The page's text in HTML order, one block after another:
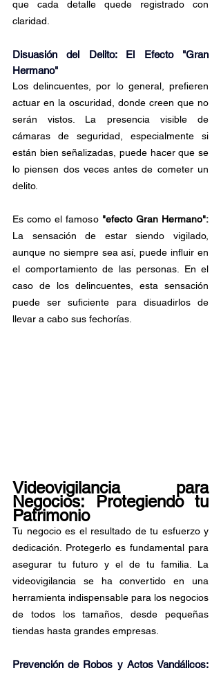
que cada detalle quede registrado con
claridad.
Disuasión del Delito: El Efecto "Gran
Hermano"
Los delincuentes, por lo general, prefieren
actuar en la oscuridad, donde creen que no
serán vistos. La presencia visible de
cámaras de seguridad, especialmente si
están bien señalizadas, puede hacer que se
lo piensen dos veces antes de cometer un
delito.
Es como el famoso "efecto Gran Hermano":
La sensación de estar siendo vigilado,
aunque no siempre sea así, puede influir en
el comportamiento de las personas. En el
caso de los delincuentes, esta sensación
puede ser suficiente para disuadirlos de
llevar a cabo sus fechorías.
Videovigilancia para
Negocios: Protegiendo tu
Patrimonio
Tu negocio es el resultado de tu esfuerzo y
dedicación. Protegerlo es fundamental para
asegurar tu futuro y el de tu familia. La
videovigilancia se ha convertido en una
herramienta indispensable para los negocios
de todos los tamaños, desde pequeñas
tiendas hasta grandes empresas.
Prevención de Robos y Actos Vandálicos: